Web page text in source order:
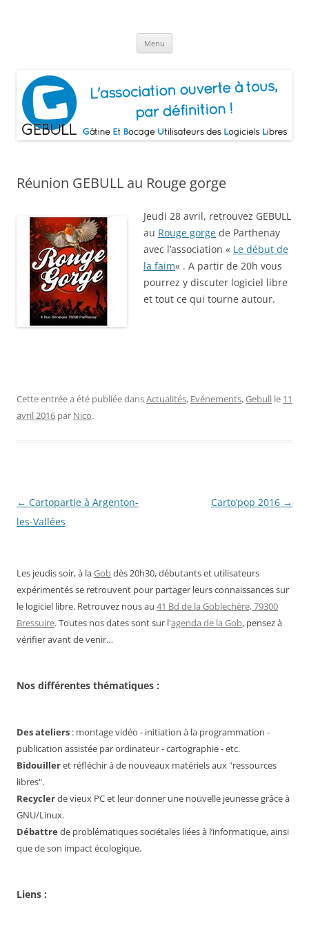
Logiciels Libres
Menu
Réunion GEBULL au Rouge gorge
Jeudi 28 avril, retrouvez GEBULL
au Rouge gorge de Parthenay
avec l’association « Le début de
la faim« . A partir de 20h vous
pourrez y discuter logiciel libre
et tout ce qui tourne autour.
Cette entrée a été publiée dansActualités, Evénements,Gebull le 11
avril 2016 par Nico.
Navigation
des
← Cartopartie à Argenton-
les-Vallées
Carto’pop 2016 →
Les jeudis soir, à laGobdès 20h30, débutants et utilisateurs
expérimentés se retrouvent pour partager leurs connaissances sur
le logiciel libre. Retrouvez nous au 41 Bd de la Goblechère, 79300
Bressuire. Toutes nos dates sont sur l'agenda de la Gob, pensez à
vérifier avant de venir…
Nos différentes thématiques :
Des ateliers : montage vidéo - initiation à la programmation -
publication assistée par ordinateur - cartographie - etc.
Bidouilleret réfléchir à de nouveaux matériels aux "ressources
libres".
Recyclerde vieux PC et leur donner une nouvelle jeunesse grâce à
GNU/Linux.
Débattre de problématiques sociétales liées à l’informatique, ainsi
que de son impact écologique.
Liens :